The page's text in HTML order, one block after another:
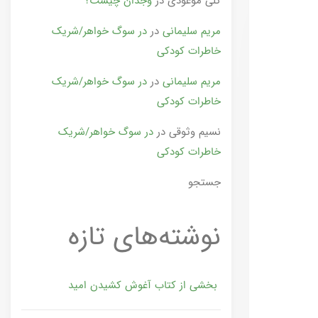
مریم سلیمانی دردر سوگ خواهر/شریک
خاطرات کودکی
مریم سلیمانی دردر سوگ خواهر/شریک
خاطرات کودکی
نسیم وثوقی دردر سوگ خواهر/شریک
خاطرات کودکی
جستجو
نوشته‌های تازه
بخشی از کتاب آغوش کشیدن امید